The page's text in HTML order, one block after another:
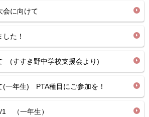
会に向けて
た！
(すすき野中学校支援会より)
(一年生) PTA種目にご参加を！
1 （一年生）